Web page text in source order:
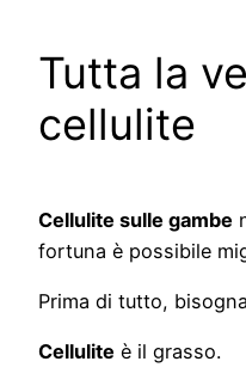
Tutta la
cellulite
Cellulite sulle gambe
fortuna è possibile
Prima di tutto,
Cellulite è il grasso.